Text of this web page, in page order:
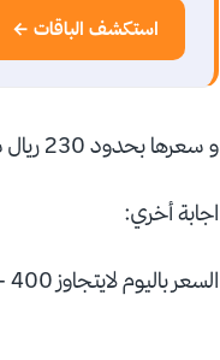
استكشف الباقات ←
و سعرها بحدود 230 ريال سعودي , شاملة البنزين و الضرائب ,,
اجابة أخري:
السعر باليوم لايتجاوز 400 - 500 الف روبية يعني تقريبا بالريال السعودي يطلع من 167 - 208 ريال سعودي